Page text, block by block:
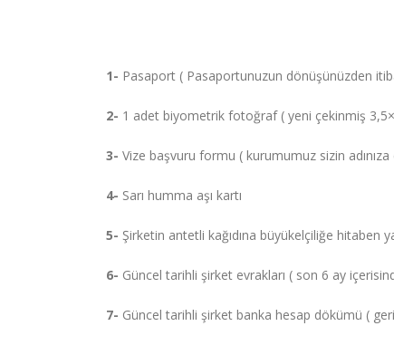
1- Pasaport ( Pasaportunuzun dönüşünüzden
2- 1 adet biyometrik fotoğraf ( yeni çekinmiş
3- Vize başvuru formu ( kurumumuz sizin
4- Sarı humma aşı kartı
5- Şirketin antetli kağıdına büyükelçiliğe hitaben
6- Güncel tarihli şirket evrakları ( son 6 ay
7- Güncel tarihli şirket banka hesap dökümü (